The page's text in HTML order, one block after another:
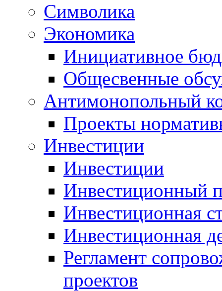
Символика
Экономика
Инициативное
Общесвенные
Антимонопольный
Проекты
Инвестиции
Инвестиции
Инвестиционный
Инвестиционная
Инвестиционная
Регламент
проектов